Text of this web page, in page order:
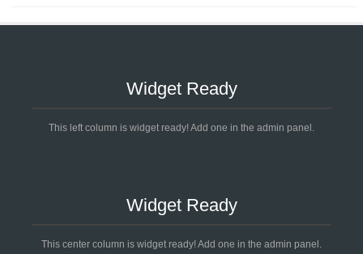
Widget Ready
This left column is widget ready! Add one in the admin panel.
Widget Ready
This center column is widget ready! Add one in the admin panel.